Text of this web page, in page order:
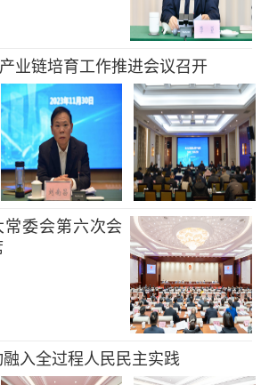
业链培育工作推进会议召开
委会第六次会
入全过程人民民主实践